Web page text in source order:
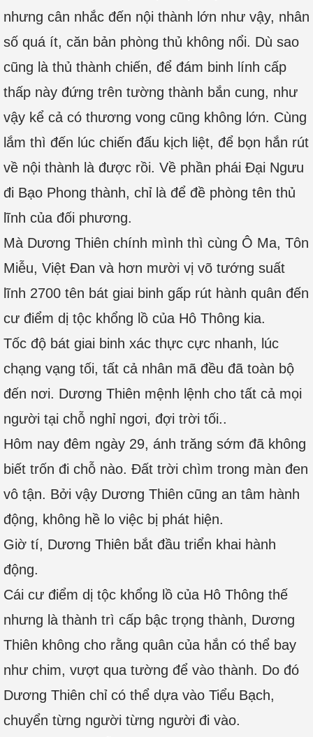
nhưng cân nhắc đến nội thành lớn như vậy, nhân
số quá ít, căn bản phòng thủ không nổi. Dù sao
cũng là thủ thành chiến, để đám binh lính cấp
thấp này đứng trên tường thành bắn cung, như
vậy kể cả có thương vong cũng không lớn. Cùng
lắm thì đến lúc chiến đấu kịch liệt, để bọn hắn rút
về nội thành là được rồi. Về phần phái Đại Ngưu
đi Bạo Phong thành, chỉ là để đề phòng tên thủ
lĩnh của đối phương.
Mà Dương Thiên chính mình thì cùng Ô Ma, Tôn
Miễu, Việt Đan và hơn mười vị võ tướng suất
lĩnh 2700 tên bát giai binh gấp rút hành quân đến
cư điểm dị tộc khổng lồ của Hô Thông kia.
Tốc độ bát giai binh xác thực cực nhanh, lúc
chạng vạng tối, tất cả nhân mã đều đã toàn bộ
đến nơi. Dương Thiên mệnh lệnh cho tất cả mọi
người tại chỗ nghỉ ngơi, đợi trời tối..
Hôm nay đêm ngày 29, ánh trăng sớm đã không
biết trốn đi chỗ nào. Đất trời chìm trong màn đen
vô tận. Bởi vậy Dương Thiên cũng an tâm hành
động, không hề lo việc bị phát hiện.
Giờ tí, Dương Thiên bắt đầu triển khai hành
động.
Cái cư điểm dị tộc khổng lồ của Hô Thông thế
nhưng là thành trì cấp bậc trọng thành, Dương
Thiên không cho rằng quân của hắn có thể bay
như chim, vượt qua tường để vào thành. Do đó
Dương Thiên chỉ có thể dựa vào Tiểu Bạch,
chuyển từng người từng người đi vào.